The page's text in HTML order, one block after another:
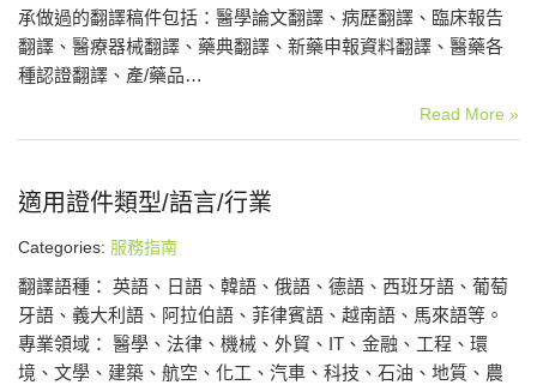
承做過的翻譯稿件包括：醫學論文翻譯、病歷翻譯、臨床報告
翻譯、醫療器械翻譯、藥典翻譯、新藥申報資料翻譯、醫藥各
種認證翻譯、產/藥品…
Read More »
適用證件類型/語言/行業
Categories: 服務指南
翻譯語種： 英語、日語、韓語、俄語、德語、西班牙語、葡萄
牙語、義大利語、阿拉伯語、菲律賓語、越南語、馬來語等。
專業領域： 醫學、法律、機械、外貿、IT、金融、工程、環
境、文學、建築、航空、化工、汽車、科技、石油、地質、農